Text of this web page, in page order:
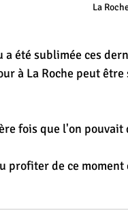
La
a été sublimée ces
à La Roche peut
fois que l'on
profiter de ce